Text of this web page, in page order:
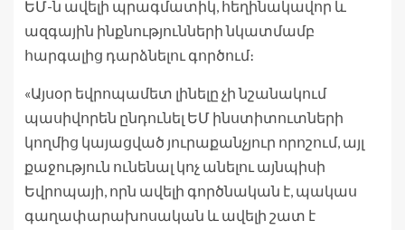
ԵՄ-ն ավելի պրագմատիկ, հեղինակավոր և
ազգային ինքնությունների նկատմամբ
հարգալից դարձնելու գործում։
«Այսօր եվրոպամետ լինելը չի ​​նշանակում
պասիվորեն ընդունել ԵՄ ինստիտուտների
կողմից կայացված յուրաքանչյուր որոշում, այլ
քաջություն ունենալ կոչ անելու այնպիսի
Եվրոպայի, որն ավելի գործնական է, պակաս
գաղափարախոսական և ավելի շատ է